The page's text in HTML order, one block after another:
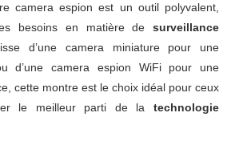
camera espion est un outil polyvalent,
besoins en matière de surveillance
d’une camera miniature pour une
d’une camera espion WiFi pour une
cette montre est le choix idéal pour ceux
le meilleur parti de la technologie